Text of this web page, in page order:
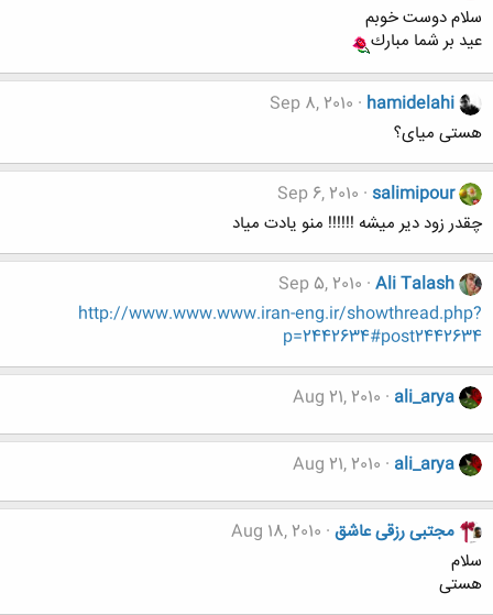
سلام دوست خوبم
عيد بر شما مبارك
hamidelahi
Sep 8, 2010
هستی میای؟
salimipour
Sep 6, 2010
چقدر زود دیر میشه !!!!!! منو یادت میاد
Ali Talash
Sep 5, 2010
http://www.www.www.iran-eng.ir/showthread.php?
p=2442634#post2442634
ali_arya
Aug 21, 2010
ali_arya
Aug 21, 2010
مجتبی رزقی عاشق Aug 18, 2010
سلام
هستی